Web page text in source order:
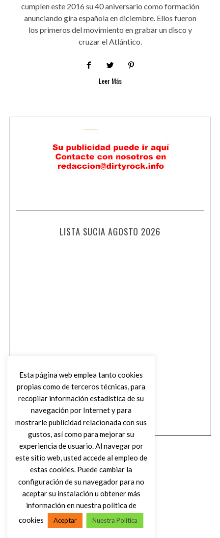
cumplen este 2016 su 40 aniversario como formación
anunciando gira española en diciembre. Ellos fueron
los primeros del movimiento en grabar un disco y
cruzar el Atlántico.
Leer Más
LISTA SUCIA AGOSTO 2026
VOLVER AL INICIO
Esta página web emplea tanto cookies
propias como de terceros técnicas, para
recopilar información estadística de su
navegación por Internet y para
mostrarle publicidad relacionada con sus
gustos, así como para mejorar su
experiencia de usuario. Al navegar por
este sitio web, usted accede al empleo de
estas cookies. Puede cambiar la
configuración de su navegador para no
aceptar su instalación u obtener más
información en nuestra política de
cookies
Aceptar Nuestra Política